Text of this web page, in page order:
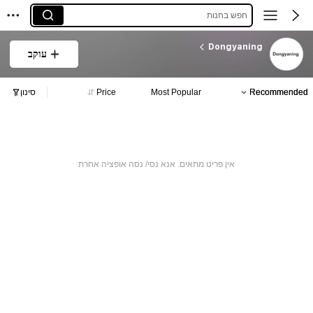
חפש בחנות
Dongyaning
עוקב
Recommended
Most Popular
Price סינון
אין פריט מתאים. אנא נסי/ נסה אופציה אחרת